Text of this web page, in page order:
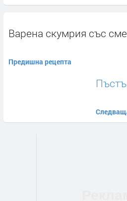
Варена скумрия със
Предишна рецепта